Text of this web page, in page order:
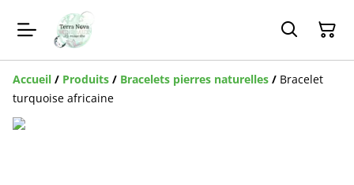
Accueil / Produits / Bracelets pierres naturelles / Bracelet
turquoise africaine